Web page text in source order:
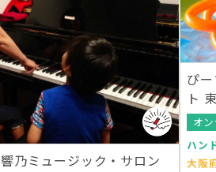
響乃ミュージック・サロン
ぴ
ト
オ
ハン
大阪